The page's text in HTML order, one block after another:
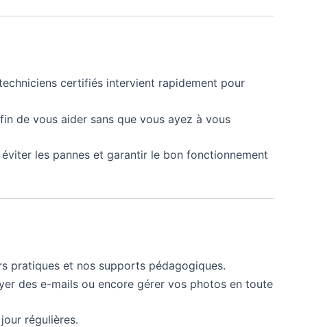
certifiés intervient rapidement pour
de vous aider sans que vous ayez à vous
les pannes et garantir le bon fonctionnement
pratiques et nos supports pédagogiques.
des e-mails ou encore gérer vos photos en toute
régulières.